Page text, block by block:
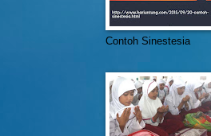
Contoh Sinestesia